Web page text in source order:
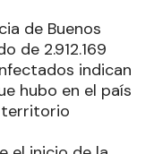
de Buenos
de 2.912.169
indican
hubo en el país
territorio